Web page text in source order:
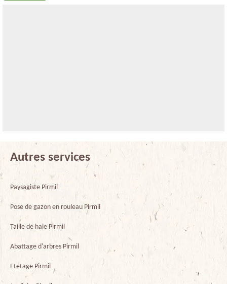
Autres services
Paysagiste Pirmil
Pose de gazon en rouleau Pirmil
Taille de haie Pirmil
Abattage d'arbres Pirmil
Etetage Pirmil